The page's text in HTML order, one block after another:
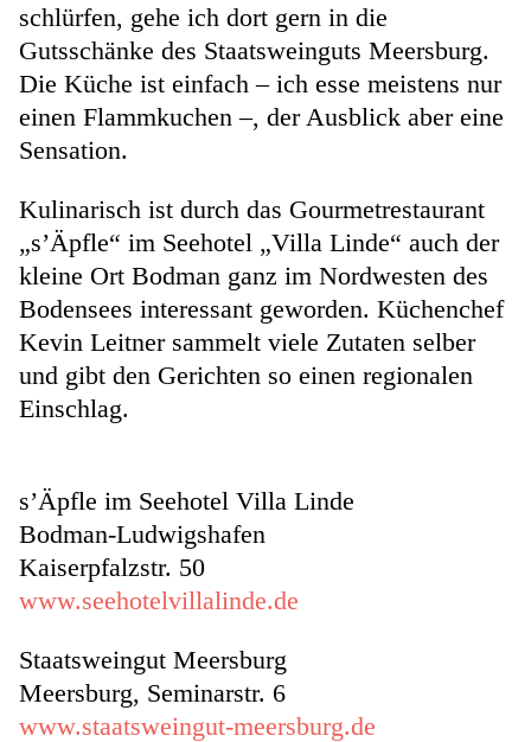
schlürfen, gehe ich dort gern in die
Gutsschänke des Staatsweinguts Meersburg.
Die Küche ist einfach – ich esse meistens nur
einen Flammkuchen –, der Ausblick aber eine
Sensation.
Kulinarisch ist durch das Gourmetrestaurant
„s’Äpfle“ im Seehotel „Villa Linde“ auch der
kleine Ort Bodman ganz im Nordwesten des
Bodensees interessant geworden. Küchenchef
Kevin Leitner sammelt viele Zutaten selber
und gibt den Gerichten so einen regionalen
Einschlag.
s’Äpfle im Seehotel Villa Linde
Bodman-Ludwigshafen
Kaiserpfalzstr. 50
www.seehotelvillalinde.de
Staatsweingut Meersburg
Meersburg, Seminarstr. 6
www.staatsweingut-meersburg.de